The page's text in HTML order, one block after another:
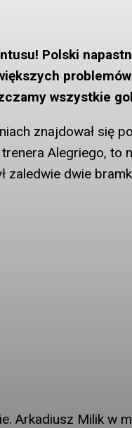
Polski
wszystkie
znajdował się
Alegriego, to
zaledwie dwie
Arkadiusz Milik w